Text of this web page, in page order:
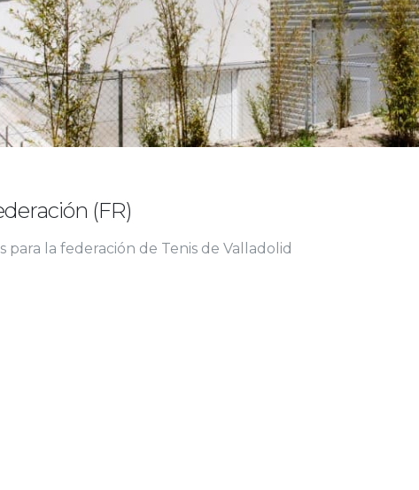
(FR)
para la federación de Tenis de Valladolid